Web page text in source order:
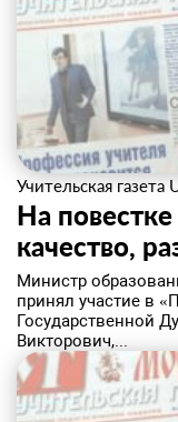
Учительская газета
На
качество,
​Министр
принял участие в
Государственной
Викторович,...